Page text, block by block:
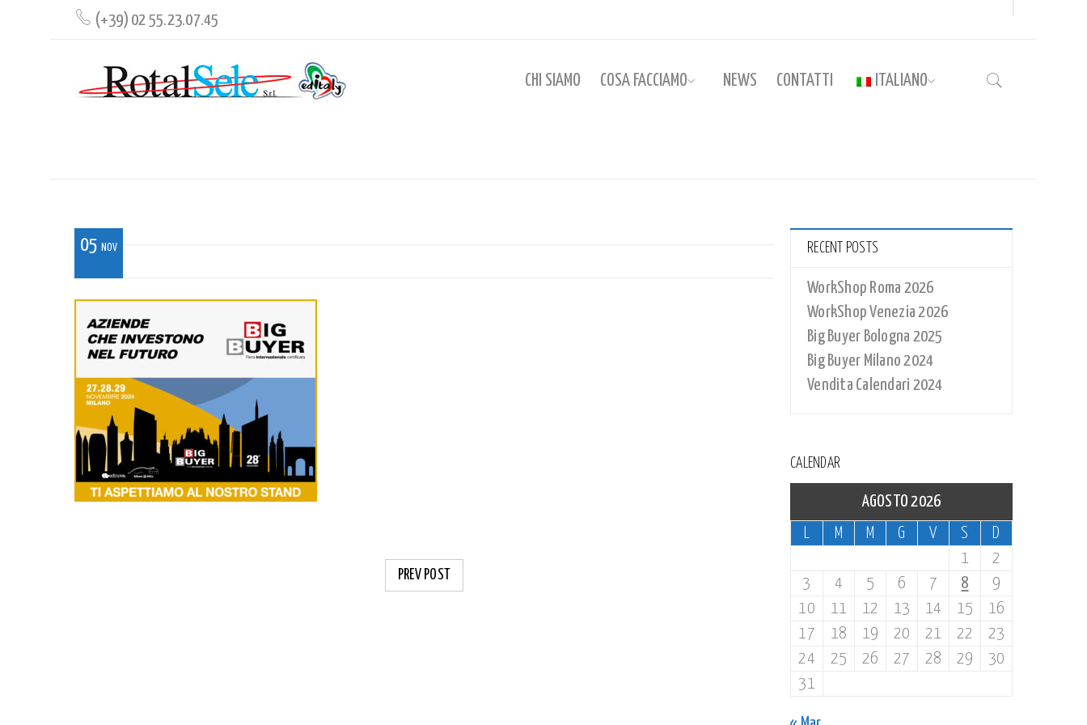
(+39) 02 55.23.07.45
CHI SIAMO COSA FACCIAMO NEWS CONTATTI ITALIANO
05 NOV
PREV POST
RECENT POSTS
WorkShop Roma 2026
WorkShop Venezia 2026
Big Buyer Bologna 2025
Big Buyer Milano 2024
Vendita Calendari 2024
CALENDAR
AGOSTO 2026
L
M M G V S
D
1
2
3
4 5 6 7 8
9
10
11 12 13 14 15
16
17
18 19 20 21 22
23
24
25 26 27 28 29
30
31